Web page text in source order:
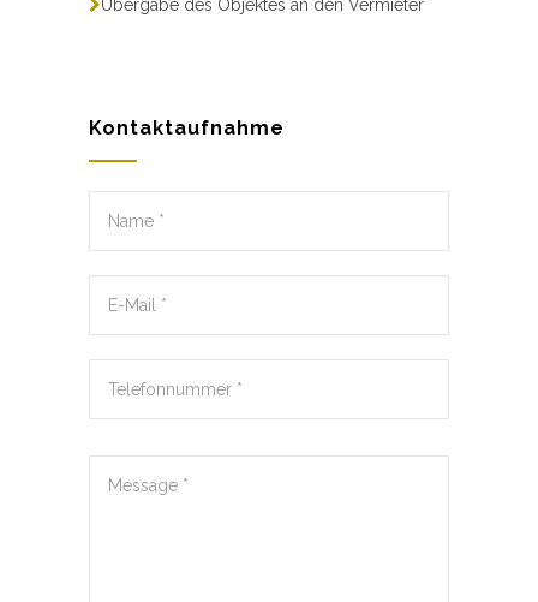
Übergabe des Objektes an den Vermieter
Kontaktaufnahme